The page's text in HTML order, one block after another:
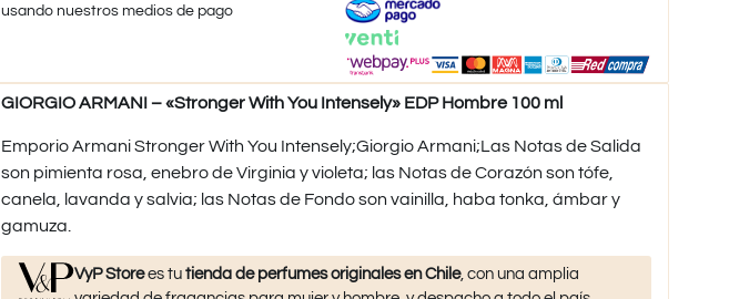
usando nuestros medios de pago
GIORGIO ARMANI – «Stronger With You Intensely» EDP Hombre 100 ml
Emporio Armani Stronger With You Intensely;Giorgio Armani;Las Notas de Salida
son pimienta rosa, enebro de Virginia y violeta; las Notas de Corazón son tófe,
canela, lavanda y salvia; las Notas de Fondo son vainilla, haba tonka, ámbar y
gamuza.
VyP Storees tutienda de perfumes originales en Chile, con una amplia